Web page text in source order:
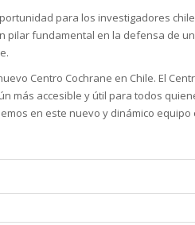
para los investigadores
pilar fundamental en la defensa de
Centro Cochrane en Chile. El
más accesible y útil para todos
en este nuevo y dinámico equipo